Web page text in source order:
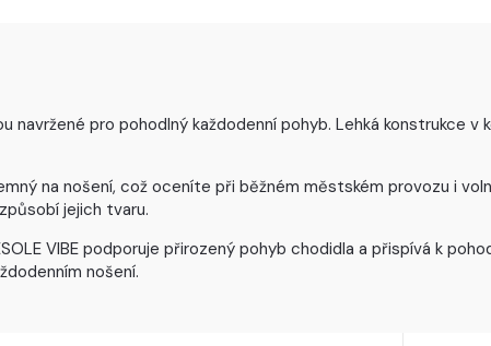
navržené pro pohodlný každodenní pohyb. Lehká konstrukce
na nošení, což oceníte při běžném městském provozu i
jejich tvaru.
VIBE podporuje přirozený pohyb chodidla a přispívá k
nošení.